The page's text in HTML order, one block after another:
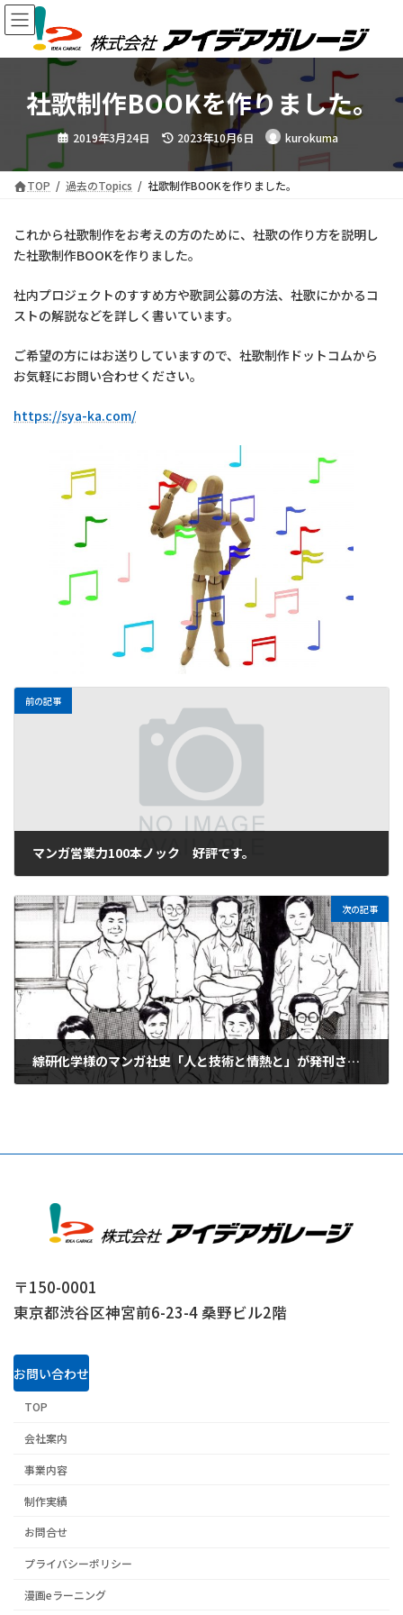
コ
ン
ン
プ
ナ
ビ
ー
動
社歌制作BOOKを作りました。
2019年3月24日 最
終
日
時
:
2023年10月6日 kurokuma
TOP 過去のTopics 社歌制作BOOKを作りました。
これから社歌制作をお考えの方のために、社歌の作り方を説明し
た社歌制作BOOKを作りました。
社内プロジェクトのすすめ方や歌詞公募の方法、社歌にかかるコ
ストの解説などを詳しく書いています。
ご希望の方にはお送りしていますので、社歌制作ドットコムから
お気軽にお問い合わせください。
https://sya-ka.com/
前の記事
マンガ営業力100本ノック 好評です。
次の記事
綜研化学様のマンガ社史「人と技術と情熱と」が発刊されました。
〒150-0001
東京都渋谷区神宮前6-23-4 桑野ビル2階
お問い合わせ
TOP
会社案内
事業内容
制作実績
お問合せ
プライバシーポリシー
漫画eラーニング